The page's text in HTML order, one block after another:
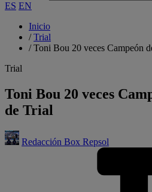
ES EN
Inicio
/Trial
/Toni Bou 20 veces Campeón
Trial
Toni Bou 20 veces
de Trial
Redacción Box Repsol